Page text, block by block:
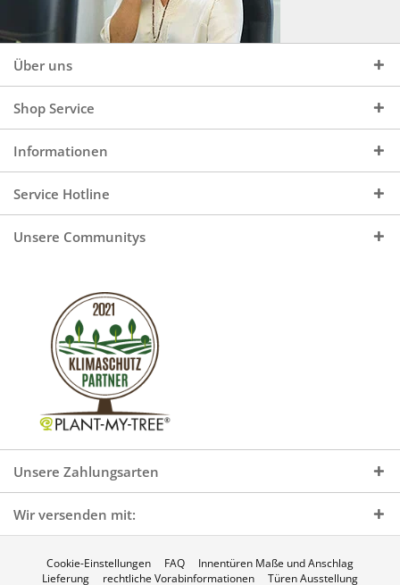
Über uns
Shop Service
Informationen
Service Hotline
Unsere Communitys
Unsere Zahlungsarten
Wir versenden mit:
Cookie-Einstellungen FAQ
Innentüren Maße und Anschlag
Lieferung
rechtliche Vorabinformationen Türen Ausstellung